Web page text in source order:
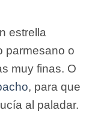
estrella
parmesano o
muy finas. O
, para que
al paladar.